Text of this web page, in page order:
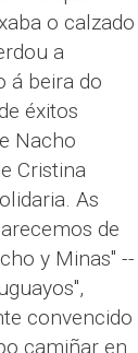
o calzado
a
á beira do
éxitos
Nacho
Cristina
As
de
y Minas" --
convencido
camiñar en